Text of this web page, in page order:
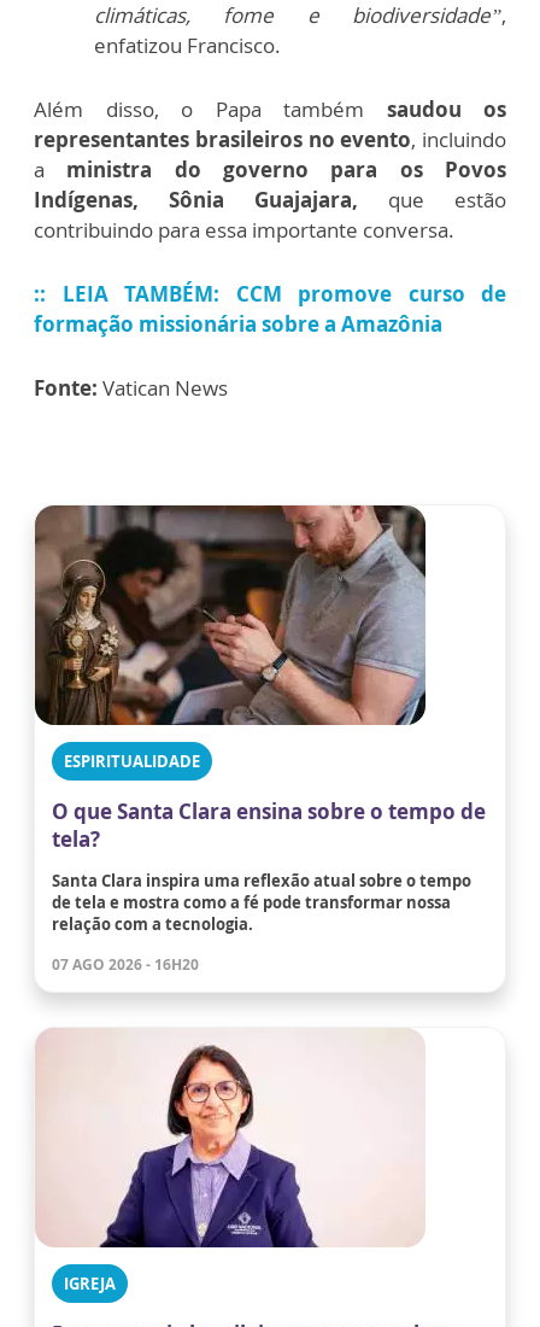
climáticas, fome e biodiversidade”,
enfatizou Francisco.
Além disso, o Papa também saudou os
representantes brasileiros no evento, incluindo
a ministra do governo para os Povos
Indígenas, Sônia Guajajara, que estão
contribuindo para essa importante conversa.
:: LEIA TAMBÉM: CCM promove curso de
formação missionária sobre a Amazônia
Fonte: Vatican News
ESPIRITUALIDADE
O que Santa Clara ensina sobre o tempo de
tela?
Santa Clara inspira uma reflexão atual sobre o tempo
de tela e mostra como a fé pode transformar nossa
relação com a tecnologia.
07 AGO 2026 - 16H20
IGREJA